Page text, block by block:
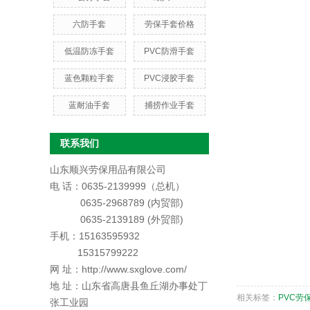
六防手套 劳保手套价格
低温防冻手套 PVC防滑手套
蓝色颗粒手套 PVC浸胶手套
蓝耐油手套 捕捞作业手套
联系我们
山东顺兴劳保用品有限公司
电 话：0635-2139999（总机）
0635-2968789 (内贸部)
0635-2139189 (外贸部)
手机：15163595932
15315799222
网 址：http://www.sxglove.com/
地 址：山东省高唐县鱼丘湖办事处丁
张工业园
相关标签： PVC劳